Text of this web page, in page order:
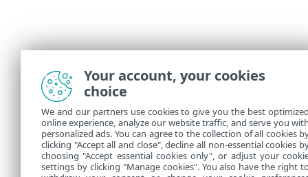
Your account, your cookies
choice
We and our partners use cookies to give you the best
online experience, analyze our website traffic, and serve you
personalized ads. You can agree to the collection of all cookies
clicking "Accept all and close", decline all non-essential cookies
choosing "Accept essential cookies only", or adjust your
settings by clicking "Manage cookies". You also have the right